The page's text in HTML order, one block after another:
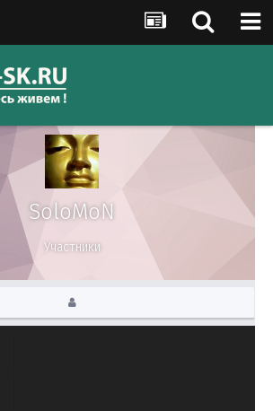
SoloMoN
Участники